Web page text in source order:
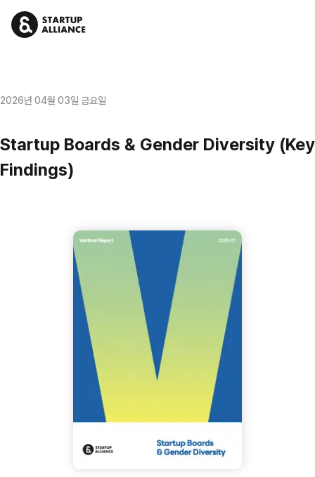
2026년 04월 03일 금요일
Startup Boards & Gender Diversity (Key
Findings)